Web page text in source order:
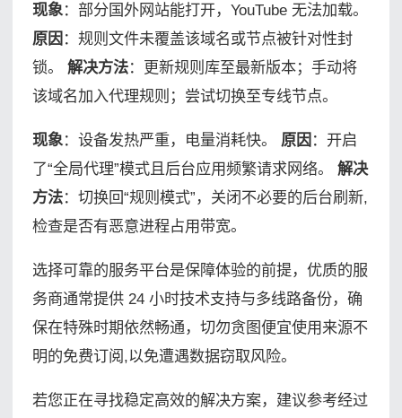
现象：部分国外网站能打开，YouTube 无法加载。
原因 ：规则文件未覆盖该域名或节点被针对性封
锁。 解决方法：更新规则库至最新版本；手动将
该域名加入代理规则；尝试切换至专线节点。
现象：设备发热严重，电量消耗快。 原因 ：开启
了“全局代理”模式且后台应用频繁请求网络。 解决
方法：切换回“规则模式”，关闭不必要的后台刷新,
检查是否有恶意进程占用带宽。
选择可靠的服务平台是保障体验的前提，优质的服
务商通常提供 24 小时技术支持与多线路备份，确
保在特殊时期依然畅通，切勿贪图便宜使用来源不
明的免费订阅,以免遭遇数据窃取风险。
若您正在寻找稳定高效的解决方案，建议参考经过